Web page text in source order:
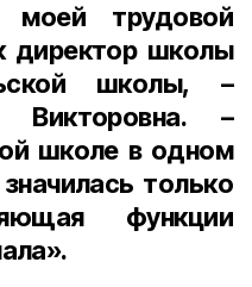
моей трудовой
директор школы
школы, –
Викторовна. –
школе в одном
только
функции